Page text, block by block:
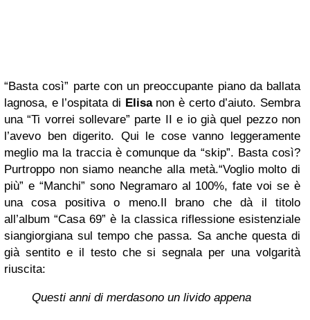
“Basta così” parte con un preoccupante piano da ballata
lagnosa, e l’ospitata di Elisanon è certo d’aiuto. Sembra
una “Ti vorrei sollevare” parte II e io già quel pezzo non
l’avevo ben digerito. Qui le cose vanno leggeramente
meglio ma la traccia è comunque da “skip”. Basta così?
Purtroppo non siamo neanche alla metà.“Voglio molto di
più” e “Manchi” sono Negramaro al 100%, fate voi se è
una cosa positiva o meno.Il brano che dà il titolo
all’album “Casa 69” è la classica riflessione esistenziale
siangiorgiana sul tempo che passa. Sa anche questa di
già sentito e il testo che si segnala per una volgarità
riuscita:
Questi anni di merdasono un livido appena